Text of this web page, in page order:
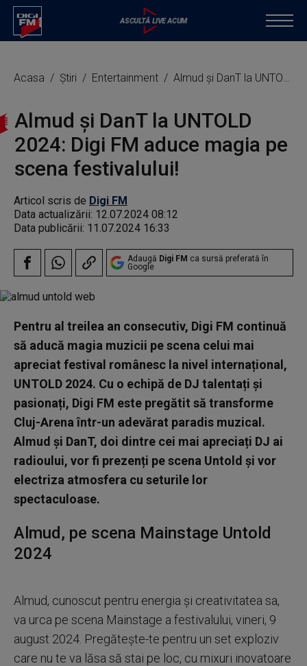
Acasa Știri Entertainment Almud și DanT la UNTOLD 2024: Digi FM aduce magia pe scena festivalului!
Almud și DanT la UNTOLD
2024: Digi FM aduce magia pe
scena festivalului!
Articol scris de Digi FM
Data actualizării: 12.07.2024 08:12
Data publicării: 11.07.2024 16:33
Adaugă Digi FM ca sursă preferată în
Google
Pentru al treilea an consecutiv, Digi FM continuă
să aducă magia muzicii pe scena celui mai
apreciat festival românesc la nivel internațional,
UNTOLD 2024. Cu o echipă de DJ talentați și
pasionați, Digi FM este pregătit să transforme
Cluj-Arena într-un adevărat paradis muzical.
Almud și DanT, doi dintre cei mai apreciați DJ ai
radioului, vor fi prezenți pe scena Untold și vor
electriza atmosfera cu seturile lor
spectaculoase.
Almud, pe scena Mainstage Untold
2024
Almud, cunoscut pentru energia și creativitatea sa,
va urca pe scena Mainstage a festivalului, vineri, 9
august 2024. Pregătește-te pentru un set exploziv
care nu te va lăsa să stai pe loc, cu mixuri inovatoare